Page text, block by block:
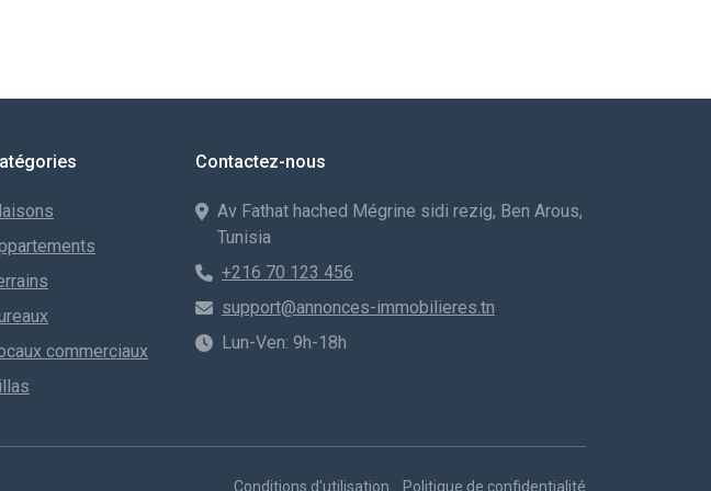
commerciaux
Contactez-nous
Av Fathat hached Mégrine sidi rezig, Ben Arous,
Tunisia
+216 70 123 456
support@annonces-immobilieres.tn
Lun-Ven: 9h-18h
Conditions d'utilisation Politique de confidentialité